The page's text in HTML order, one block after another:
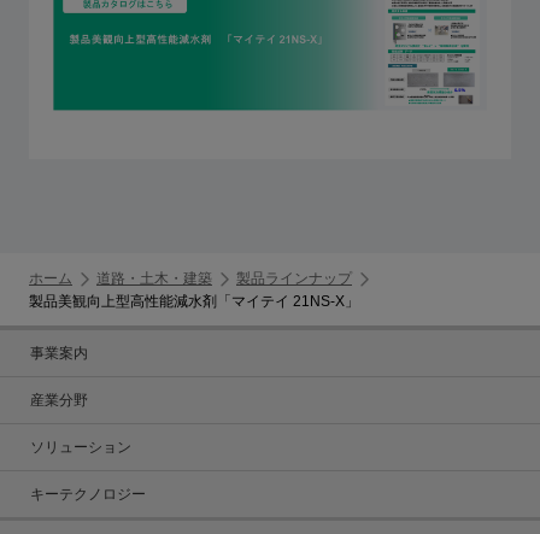
ホーム 道路・土木・建築
製品ラインナップ
製品美観向上型高性能減水剤「マイテイ 21NS-X」
事業案内
産業分野
ソリューション
キーテクノロジー